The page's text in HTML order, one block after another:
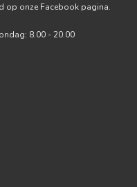
op onze Facebook pagina.
8.00 - 20.00